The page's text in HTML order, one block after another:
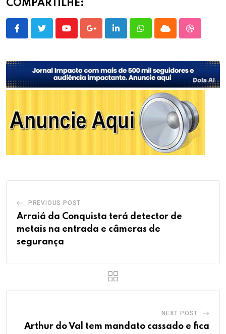
COMPARTILHE:
YoutubeGoogle+LinkedInWhatsappCloud
PREVIOUS POST
Arraiá da Conquista terá detector de
metais na entrada e câmeras de
segurança
NEXT POST
Arthur do Val tem mandato cassado e fica